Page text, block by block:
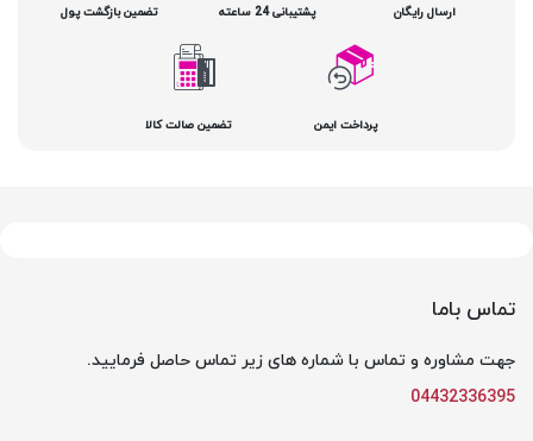
ارسال رایگان پشتیبانی 24 ساعته تضمین بازگشت پول
پرداخت ایمن تضمین صالت کالا
تماس باما
جهت مشاوره و تماس با شماره های زیر تماس حاصل فرمایید.
04432336395